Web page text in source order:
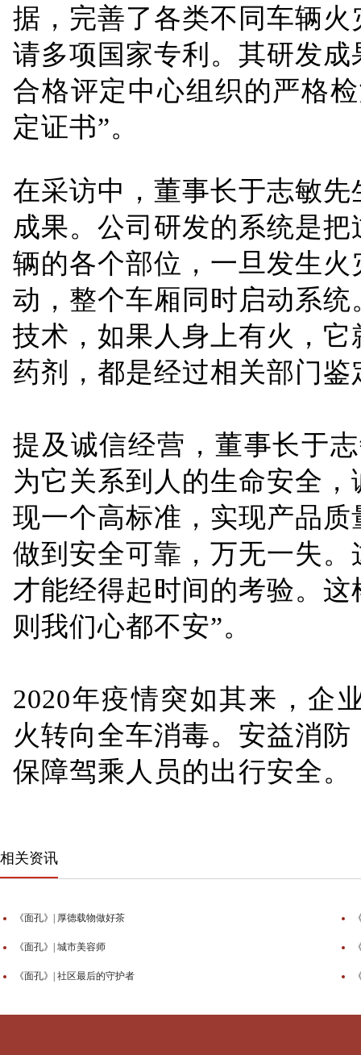
据，完善了各类不同车辆
请多项国家专利。其研发
合格评定中心组织的严格
定证书”。
在采访中，董事长于志敏
成果。公司研发的系统是
辆的各个部位，一旦发生
动，整个车厢同时启动系
技术，如果人身上有火，
药剂，都是经过相关部门
提及诚信经营，董事长于
为它关系到人的生命安全
现一个高标准，实现产品
做到安全可靠，万无一失
才能经得起时间的考验。
则我们心都不安”。
2020年疫情突如其来，企
火转向全车消毒。安益消
保障驾乘人员的出行安全。
相关资讯
《面孔》| 厚德载物做好茶
《面孔》| 城市美容师
《面孔》| 社区最后的守护者